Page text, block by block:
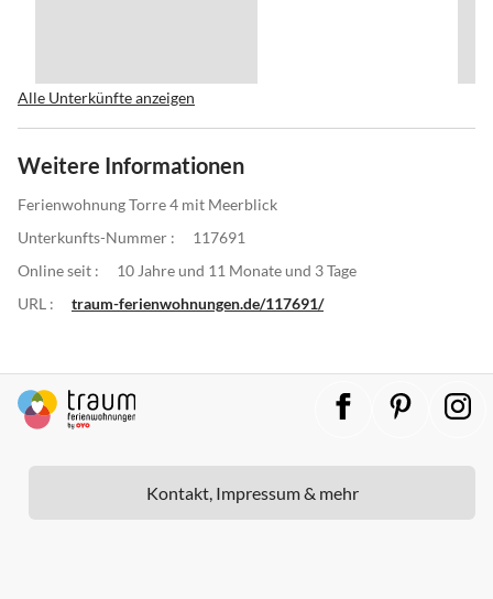
Alle Unterkünfte anzeigen
Weitere Informationen
Ferienwohnung Torre 4 mit Meerblick
Unterkunfts-Nummer :
117691
Online seit :
10 Jahre und 11 Monate und 3 Tage
URL :
traum-ferienwohnungen.de/117691/
Kontakt, Impressum & mehr